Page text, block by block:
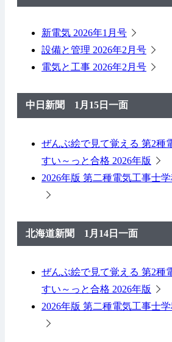
新電気 2026年1月号
設備と管理 2026年2月号
電気と工事 2026年2月号
中日新聞 1月15日一面
ぜんぶ絵で見て覚える 第2種
すい～っと合格 2026年版
2026年版 第二種電気工事士
北海道新聞 1月14日一面
ぜんぶ絵で見て覚える 第2種
すい～っと合格 2026年版
2026年版 第二種電気工事士